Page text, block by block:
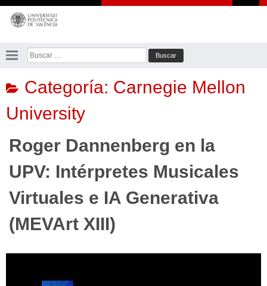
Saltar
contenido
Buscar:
Categoría: Carnegie Mellon
University
Roger Dannenberg en la
UPV: Intérpretes Musicales
Virtuales e IA Generativa
(MEVArt XIII)